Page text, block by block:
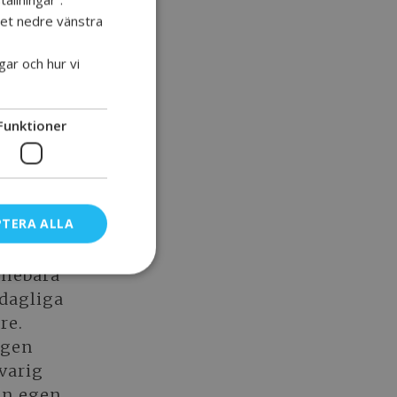
med
nedre vänstra
och hur vi
ALLA